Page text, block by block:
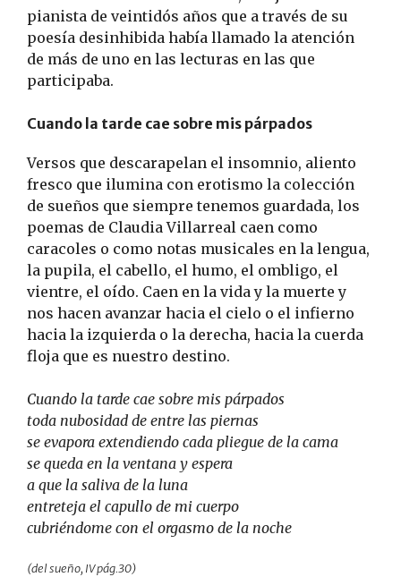
pianista de veintidós años que a través de su
poesía desinhibida había llamado la atención
de más de uno en las lecturas en las que
participaba.
Cuando la tarde cae sobre mis párpados
Versos que descarapelan el insomnio, aliento
fresco que ilumina con erotismo la colección
de sueños que siempre tenemos guardada, los
poemas de Claudia Villarreal caen como
caracoles o como notas musicales en la lengua,
la pupila, el cabello, el humo, el ombligo, el
vientre, el oído. Caen en la vida y la muerte y
nos hacen avanzar hacia el cielo o el infierno
hacia la izquierda o la derecha, hacia la cuerda
floja que es nuestro destino.
Cuando la tarde cae sobre mis párpados
toda nubosidad de entre las piernas
se evapora extendiendo cada pliegue de la cama
se queda en la ventana y espera
a que la saliva de la luna
entreteja el capullo de mi cuerpo
cubriéndome con el orgasmo de la noche
(del sueño, IV pág.30)